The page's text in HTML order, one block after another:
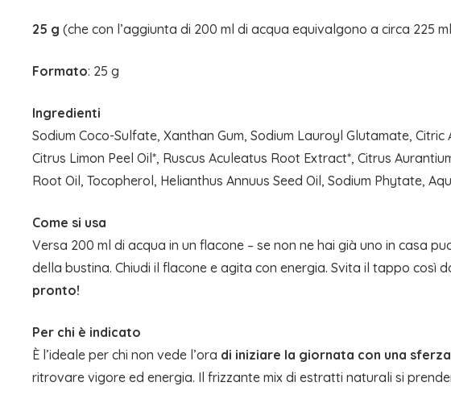
25 g (che con l’aggiunta di 200 ml di acqua equivalgono a circa 225
Formato: 25 g
Ingredienti
Sodium Coco-Sulfate, Xanthan Gum, Sodium Lauroyl Glutamate,
Citrus Limon Peel Oil*, Ruscus Aculeatus Root Extract*, Citrus
Root Oil, Tocopherol, Helianthus Annuus Seed Oil, Sodium Phytate,
Come si usa
Versa 200 ml di acqua in un flacone – se non ne hai già uno in casa
della bustina. Chiudi il flacone e agita con energia. Svita il tappo così
pronto!
Per chi è indicato
È l’ideale per chi non vede l’ora di iniziare la giornata con una
ritrovare vigore ed energia. Il frizzante mix di estratti naturali si